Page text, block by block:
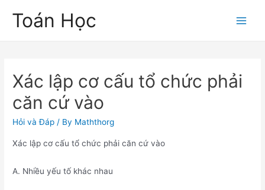
Toán Học
Xác lập cơ cấu tổ chức phải
căn cứ vào
Hỏi và Đáp / By Maththorg
Xác lập cơ cấu tổ chức phải căn cứ vào
A. Nhiều yếu tố khác nhau